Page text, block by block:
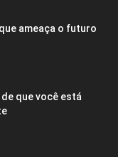
ameaça o futuro
que você está